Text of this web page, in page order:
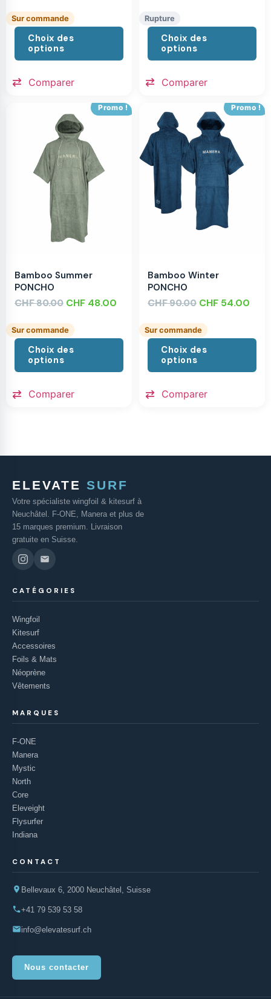
Sur commande
Choix des
options
Comparer
Rupture
Choix des
options
Comparer
Promo !
Bamboo Summer
PONCHO
CHF80.00 CHF 48.00
Sur commande
Choix des
options
Comparer
Promo !
Bamboo Winter
PONCHO
CHF90.00 CHF 54.00
Sur commande
Choix des
options
Comparer
ELEVATE SURF
Votre spécialiste wingfoil & kitesurf à
Neuchâtel. F-ONE, Manera et plus de
15 marques premium. Livraison
gratuite en Suisse.
CATÉGORIES
Wingfoil
Kitesurf
Accessoires
Foils & Mats
Néoprène
Vêtements
MARQUES
F-ONE
Manera
Mystic
North
Core
Eleveight
Flysurfer
Indiana
CONTACT
Bellevaux 6, 2000 Neuchâtel, Suisse
+41 79 539 53 58
info@elevatesurf.ch
Nous contacter